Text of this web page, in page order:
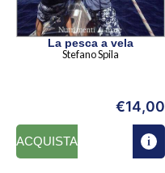
La pesca a vela
Stefano Spila
€14,00
ACQUISTA